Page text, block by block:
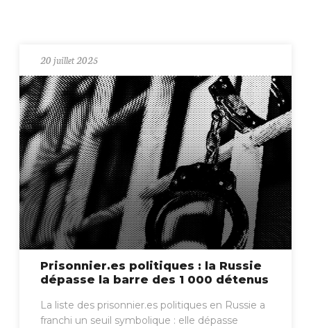
20 juillet 2025
Prisonnier.es politiques : la Russie
dépasse la barre des 1 000 détenus
La liste des prisonnier.es politiques en Russie a
franchi un seuil symbolique : elle dépasse